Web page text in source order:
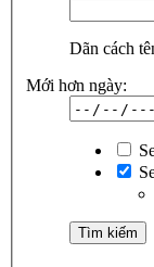
Dãn cách
Mới hơn ngày: